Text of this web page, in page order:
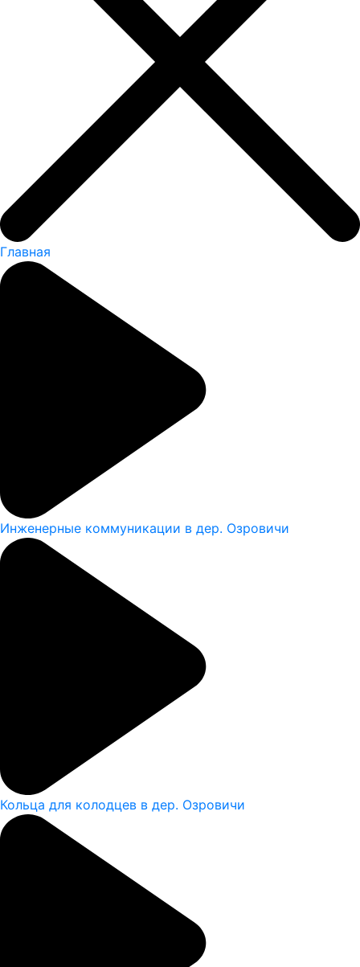
Главная
Инженерные коммуникации в дер. Озровичи
Кольца для колодцев в дер. Озровичи